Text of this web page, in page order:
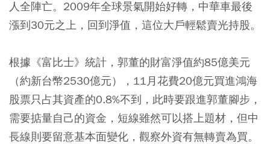
人全陣亡。2009年全球景氣開始好轉，中華車最後
漲到30元之上，回到淨值，這位大戶輕鬆賣光持股。
根據《富比士》統計，郭董的財富淨值約85億美元
（約新台幣2530億元），11月花費20億元買進鴻海
股票只占其資產的0.8%不到，此時要跟進郭董腳步，
需要掂量自己的資金，短線雖然可以搭上題材，但中
長線則要留意基本面變化，觀察外資有無轉賣為買。